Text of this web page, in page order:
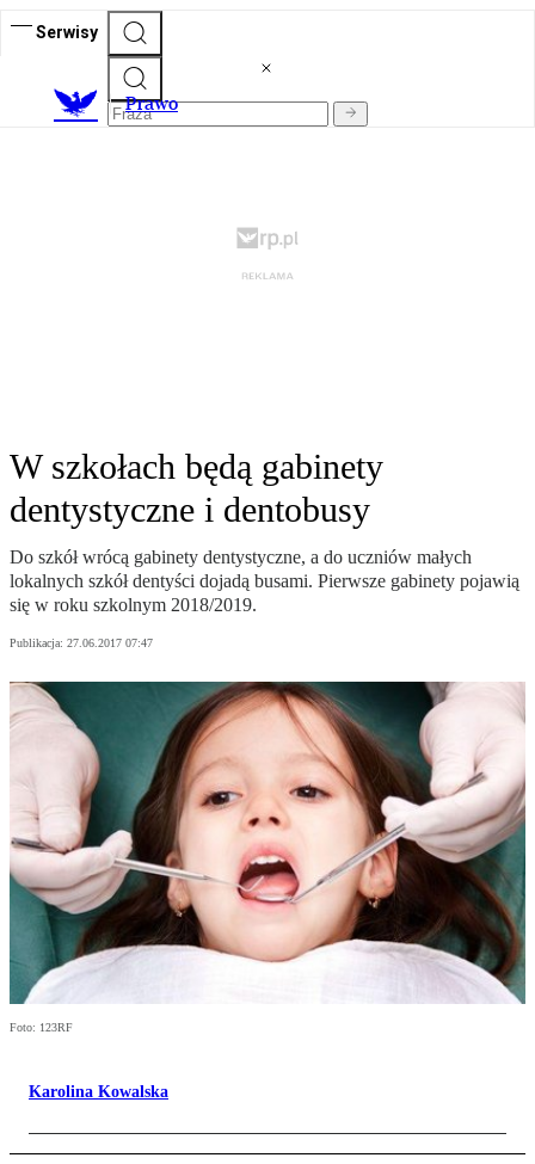
Serwisy
Prawo
W szkołach będą gabinety
dentystyczne i dentobusy
Do szkół wrócą gabinety dentystyczne, a do uczniów małych
lokalnych szkół dentyści dojadą busami. Pierwsze gabinety pojawią
się w roku szkolnym 2018/2019.
Publikacja: 27.06.2017 07:47
Foto: 123RF
Karolina Kowalska